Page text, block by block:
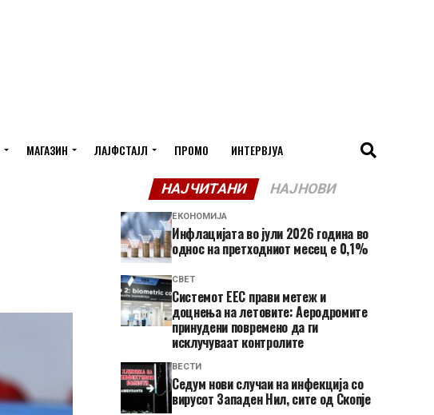
МАГАЗИН ЛАЈФСТАЈЛ ПРОМО ИНТЕРВЈУА
НАЈЧИТАНИ НАЈНОВИ
ЕКОНОМИЈА
Инфлацијата во јули 2026 година во
однос на претходниот месец е 0,1%
СВЕТ
Системот ЕЕС прави метеж и
доцнења на летовите: Аеродромите
принудени повремено да ги
исклучуваат контролите
ВЕСТИ
Седум нови случаи на инфекција со
вирусот Западен Нил, сите од Скопје